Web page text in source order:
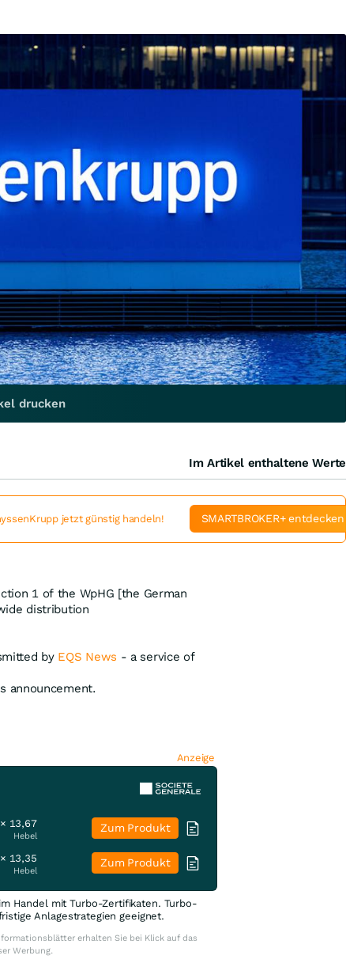
1 of the WpHG [the German
distribution
by EQS News - a service of
announcement.
Anzeige
× 13,67
Hebel
Zum Produkt
× 13,35
Hebel
Zum Produkt
Handel mit Turbo-Zertifikaten. Turbo-
Anlagestrategien geeignet.
erhalten Sie bei Klick auf das
Werbung.
drucken
Im Artikel enthaltene Werte
jetzt günstig handeln! SMARTBROKER+ entdecken